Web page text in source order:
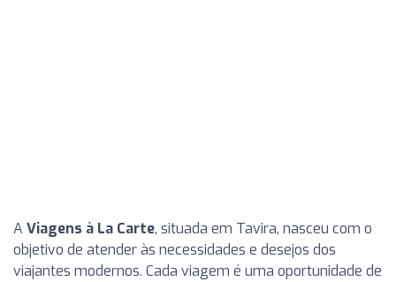
A Viagens à La Carte, situada em Tavira, nasceu com o
objetivo de atender às necessidades e desejos dos
viajantes modernos. Cada viagem é uma oportunidade de